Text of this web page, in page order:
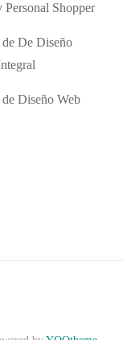
Personal Shopper
De Diseño
Diseño Web